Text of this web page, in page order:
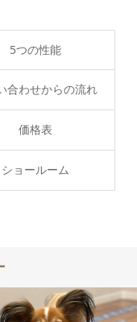
5つの性能
合わせからの流れ
価格表
ショールーム